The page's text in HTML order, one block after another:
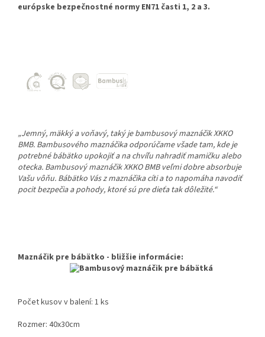
európske bezpečnostné normy EN71 časti 1, 2 a 3.
„Jemný, mäkký a voňavý, taký je bambusový maznáčik XKKO
BMB. Bambusového maznáčika odporúčame všade tam, kde je
potrebné bábätko upokojiť a na chvíľu nahradiť mamičku alebo
otecka. Bambusový maznáčik XKKO BMB veľmi dobre absorbuje
Vašu vôňu. Bábätko Vás z maznáčika cíti a to napomáha navodiť
pocit bezpečia a pohody, ktoré sú pre dieťa tak dôležité.“
Maznáčik pre bábätko - bližšie informácie:
Počet kusov v balení: 1 ks
Rozmer: 40x30cm